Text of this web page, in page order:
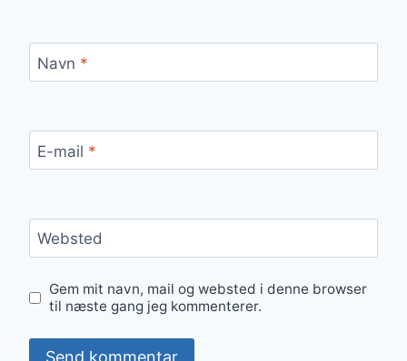
Navn *
E-mail *
Websted
Gem mit navn, mail og websted i denne browser
til næste gang jeg kommenterer.